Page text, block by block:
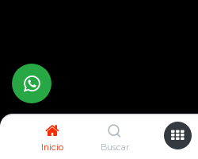
Inicio Buscar